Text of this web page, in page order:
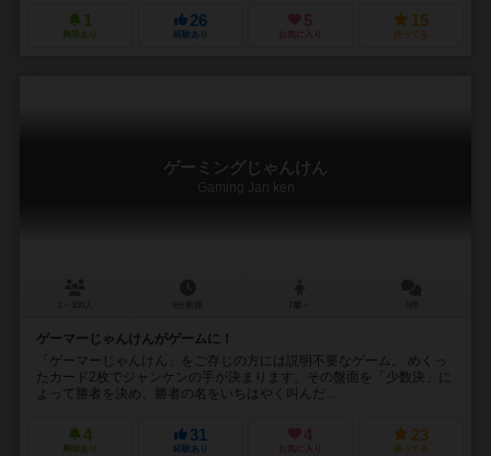
1
興味あり
26
経験あり
5
お気に入り
15
持ってる
ゲーミングじゃんけん
Gaming Jan ken
ゲーマーじゃんけんがゲームに！
「ゲーマーじゃんけん」をご存じの方には説明不要なゲーム。 めくっ
たカード2枚でジャンケンの手が決まります。その盤面を「少数決」に
よって勝者を決め、勝者の名をいちはやく叫んだ...
4
興味あり
31
経験あり
4
お気に入り
23
持ってる